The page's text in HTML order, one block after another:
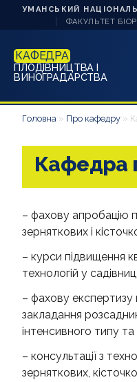
УМАНСЬКИЙ
ФАКУЛЬТЕТ
КАФЕДРА
ПЛОДІВНИЦТВА І
ВИНОГРАДАРСТВА
ПРО КАФЕДРУ
АБІТУРІЄНТУ
АСПІРАНТУ
АКРЕДИТАЦІЇ
НОВИНИ
ВІДЕО
Головна » Про кафедру »
Кафедра
– фахову апробацію
зерняткових і
– курси підвищення
технологій у
– фахову експертизу
закладання
інтенсивного типу
– консультації з
зерняткових,